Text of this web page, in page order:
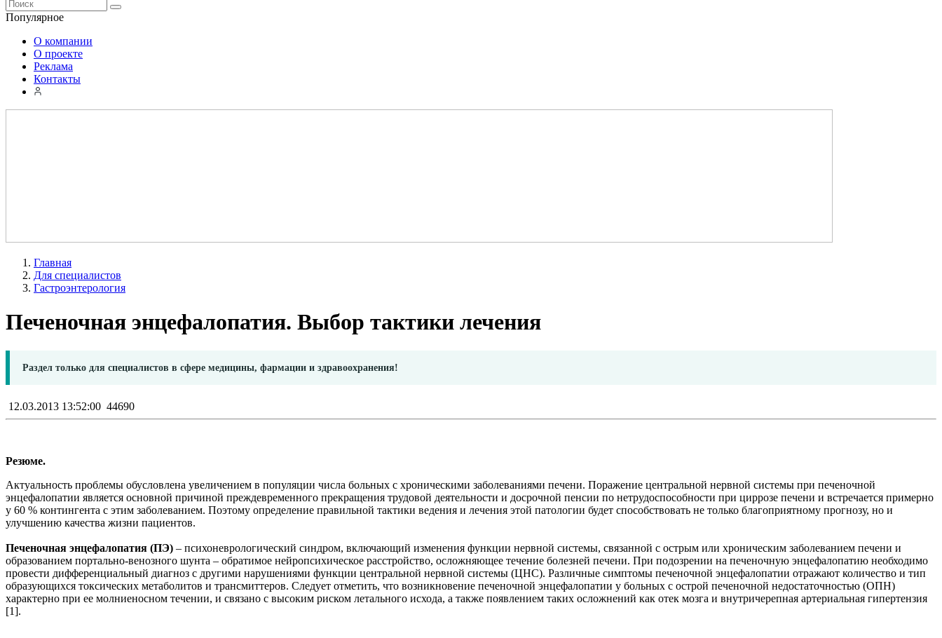
Популярное
О компании
О проекте
Реклама
Контакты
Главная
Для специалистов
Гастроэнтерология
Печеночная энцефалопатия. Выбор тактики лечения
Раздел только для специалистов в сфере медицины, фармации и здравоохранения!
12.03.2013 13:52:00 44690
Резюме.
Актуальность проблемы обусловлена увеличением в популяции числа больных с хроническими заболеваниями печени. Поражение центральной нервной системы при печеночной
энцефалопатии является основной причиной преждевременного прекращения трудовой деятельности и досрочной пенсии по нетрудоспособности при циррозе печени и встречается примерно
у 60 % контингента с этим заболеванием. Поэтому определение правильной тактики ведения и лечения этой патологии будет способствовать не только благоприятному прогнозу, но и
улучшению качества жизни пациентов.
Печеночная энцефалопатия (ПЭ) – психоневрологический синдром, включающий изменения функции нервной системы, связанной с острым или хроническим заболеванием печени и
образованием портально-венозного шунта – обратимое нейропсихическое расстройство, осложняющее течение болезней печени. При подозрении на печеночную энцефалопатию необходимо
провести дифференциальный диагноз с другими нарушениями функции центральной нервной системы (ЦНС). Различные симптомы печеночной энцефалопатии отражают количество и тип
образующихся токсических метаболитов и трансмиттеров. Следует отметить, что возникновение печеночной энцефалопатии у больных с острой печеночной недостаточностью (ОПН)
характерно при ее молниеносном течении, и связано с высоким риском летального исхода, а также появлением таких осложнений как отек мозга и внутричерепная артериальная гипертензия
[1].